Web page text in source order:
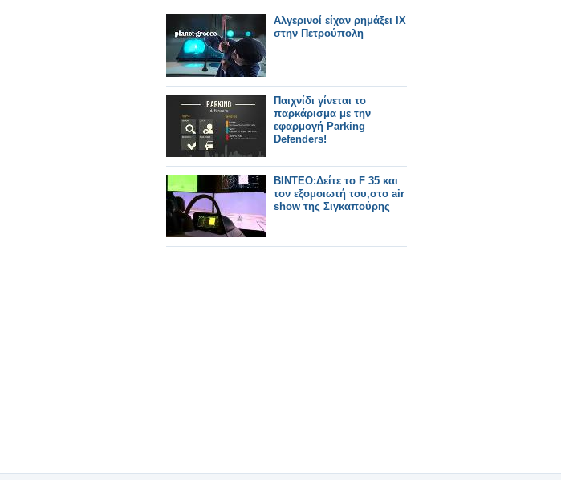
Αλγερινοί είχαν ρημάξει ΙΧ
στην Πετρούπολη
Παιχνίδι γίνεται το
παρκάρισμα με την
εφαρμογή Parking
Defenders!
BINTEO:Δείτε το F 35 και
τον εξομοιωτή του,στο air
show της Σιγκαπούρης